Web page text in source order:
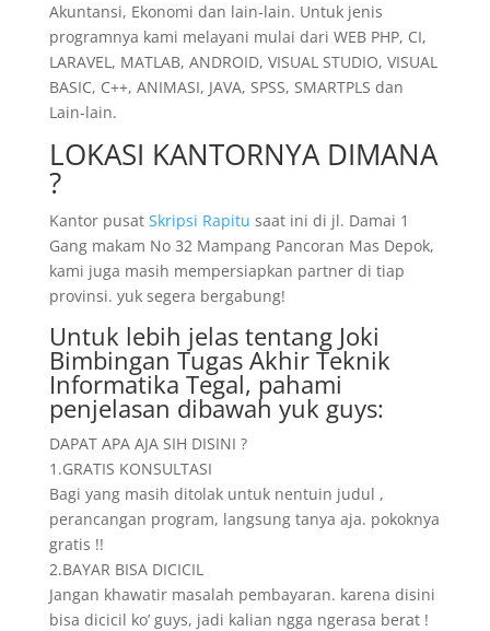
Akuntansi, Ekonomi dan lain-lain. Untuk jenis
programnya kami melayani mulai dari WEB PHP, CI,
LARAVEL, MATLAB, ANDROID, VISUAL STUDIO, VISUAL
BASIC, C++, ANIMASI, JAVA, SPSS, SMARTPLS dan
Lain-lain.
LOKASI KANTORNYA DIMANA
?
Kantor pusat Skripsi Rapitu saat ini di jl. Damai 1
Gang makam No 32 Mampang Pancoran Mas Depok,
kami juga masih mempersiapkan partner di tiap
provinsi. yuk segera bergabung!
Untuk lebih jelas tentang Joki
Bimbingan Tugas Akhir Teknik
Informatika Tegal, pahami
penjelasan dibawah yuk guys:
DAPAT APA AJA SIH DISINI ?
1.GRATIS KONSULTASI
Bagi yang masih ditolak untuk nentuin judul ,
perancangan program, langsung tanya aja. pokoknya
gratis !!
2.BAYAR BISA DICICIL
Jangan khawatir masalah pembayaran. karena disini
bisa dicicil ko’ guys, jadi kalian ngga ngerasa berat !